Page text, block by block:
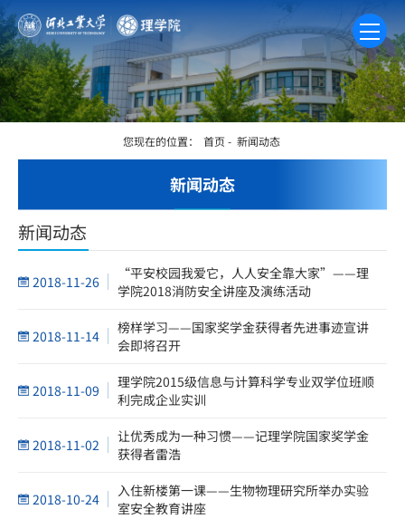
新闻动态
您现在的位置： 首页 - 新闻动态
新闻动态
2018-11-26
“平安校园我爱它，人人安全靠大家”——理
学院2018消防安全讲座及演练活动
2018-11-14
榜样学习——国家奖学金获得者先进事迹宣讲
会即将召开
2018-11-09
理学院2015级信息与计算科学专业双学位班顺
利完成企业实训
2018-11-02
让优秀成为一种习惯——记理学院国家奖学金
获得者雷浩
2018-10-24
入住新楼第一课——生物物理研究所举办实验
室安全教育讲座